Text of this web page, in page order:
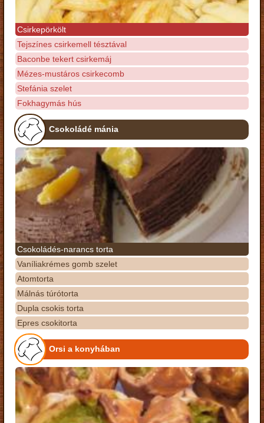
Csirkepörkölt
Tejszínes csirkemell tésztával
Baconbe tekert csirkemáj
Mézes-mustáros csirkecomb
Stefánia szelet
Fokhagymás hús
Csokoládé mánia
Csokoládés-narancs torta
Vaníliakrémes gomb szelet
Atomtorta
Málnás túrótorta
Dupla csokis torta
Epres csokitorta
Orsi a konyhában